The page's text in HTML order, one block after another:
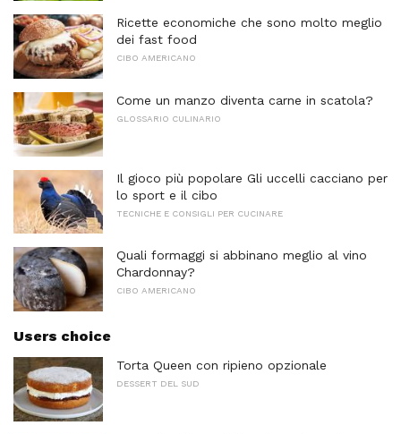
Ricette economiche che sono molto meglio
dei fast food
CIBO AMERICANO
Come un manzo diventa carne in scatola?
GLOSSARIO CULINARIO
Il gioco più popolare Gli uccelli cacciano per
lo sport e il cibo
TECNICHE E CONSIGLI PER CUCINARE
Quali formaggi si abbinano meglio al vino
Chardonnay?
CIBO AMERICANO
Users choice
Torta Queen con ripieno opzionale
DESSERT DEL SUD